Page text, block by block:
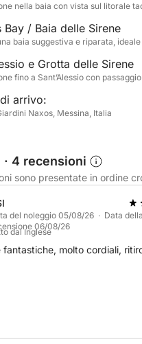
nella baia con vista sul litorale
Bay / Baia delle Sirene
baia suggestiva e riparata,
e Grotta delle Sirene
fino a Sant’Alessio con
arrivo:
Naxos, Messina, Italia
· 4 recensioni
sono presentate in ordine
del noleggio 05/08/26 · Data della
06/08/26
dal Inglese
fantastiche, molto cordiali,